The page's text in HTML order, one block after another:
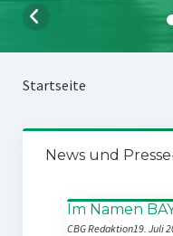
Startseite
News und
Im Namen
CBG Redaktion19. Juli